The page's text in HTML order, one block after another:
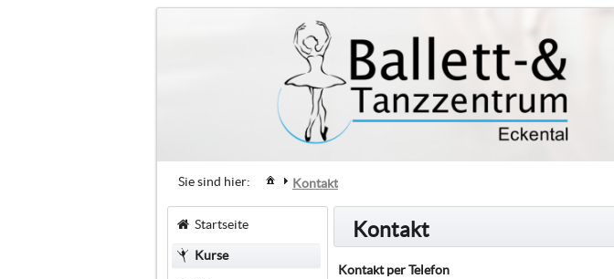
Sie sind hier: Kontakt
Startseite
Kurse
Kontakt
Kontakt per Telefon